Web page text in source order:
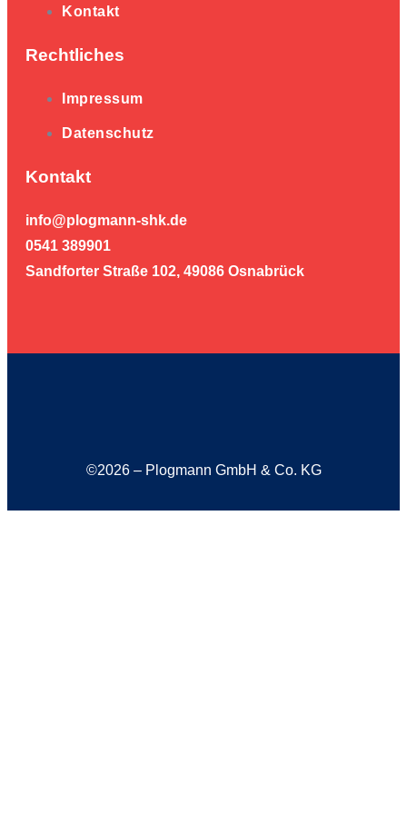
Kontakt
Rechtliches
Impressum
Datenschutz
Kontakt
info@plogmann-shk.de
0541 389901
Sandforter Straße 102, 49086 Osnabrück
©2026 – Plogmann GmbH & Co. KG